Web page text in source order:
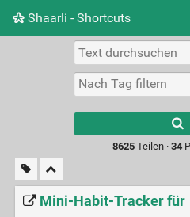
Shaarli - Shortcuts
Bildwand
8625Teilen · 34
Mini-Habit-Tracker für